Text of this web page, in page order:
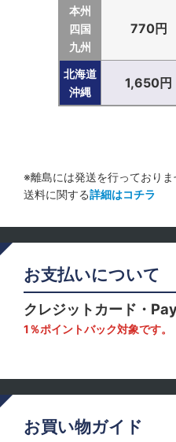
本州
四国
九州
770円
北海道
沖縄
1,650円
※離島には発送を行っておりま
送料に関する詳細はコチラ
お支払いについて
クレジットカード・
1％ポイントバック対象です。
お買い物ガイド